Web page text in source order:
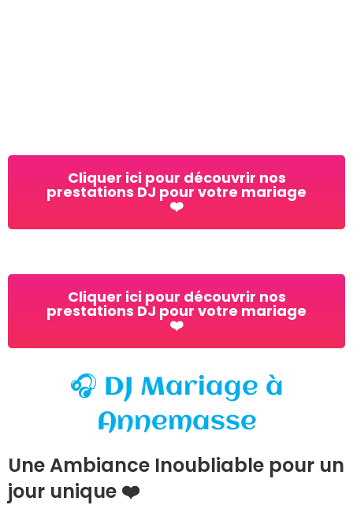
Cliquer ici pour découvrir nos
prestations DJ pour votre mariage
❤️
Cliquer ici pour découvrir nos
prestations DJ pour votre mariage
❤️
🎧 DJ Mariage à
Annemasse
Une Ambiance Inoubliable pour un
jour unique ❤️